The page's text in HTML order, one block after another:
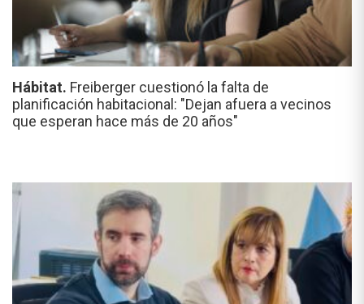
Hábitat. Freiberger cuestionó la falta de
planificación habitacional: "Dejan afuera a vecinos
que esperan hace más de 20 años"